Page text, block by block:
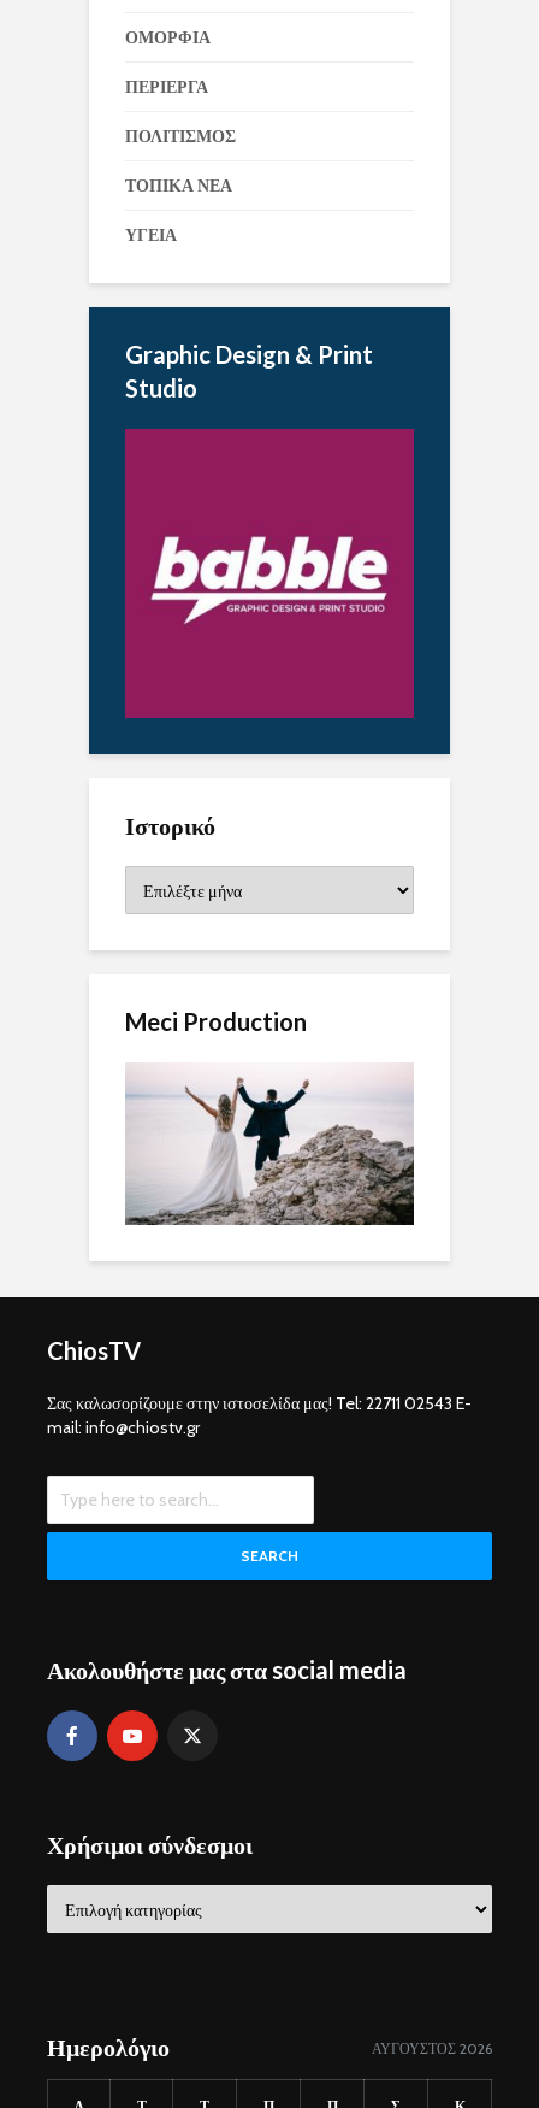
ΟΜΟΡΦΙΑ
ΠΕΡΙΕΡΓΑ
ΠΟΛΙΤΙΣΜΟΣ
ΤΟΠΙΚΑ ΝΕΑ
ΥΓΕΙΑ
Graphic Design & Print
Studio
Ιστορικό
Meci Production
ChiosTV
Σας καλωσορίζουμε στην ιστοσελίδα μας! Tel: 22711 02543 E-
mail: info@chiostv.gr
SEARCH
Ακολουθήστε μας στα social media
Χρήσιμοι σύνδεσμοι
σύνδεσμοι
Ημερολόγιο ΑΎΓΟΥΣΤΟΣ 2026